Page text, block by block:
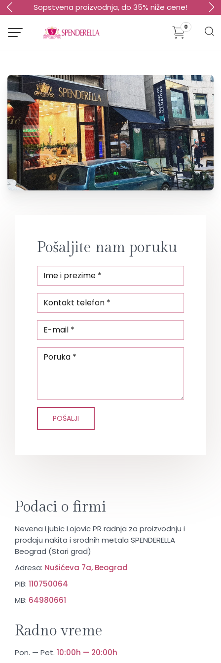
Sopstvena proizvodnja, do 35% niže cene!
0
Pošaljite nam poruku
POŠALJI
Podaci o firmi
Nevena Ljubic Lojovic PR radnja za proizvodnju i
prodaju nakita i srodnih metala SPENDERELLA
Beograd (Stari grad)
Adresa: Nušićeva 7a, Beograd
PIB: 110750064
MB: 64980661
Radno vreme
Pon. — Pet. 10:00h — 20:00h